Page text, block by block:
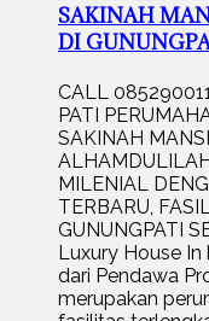
SAKINAH
DI
CALL
PATI
SAKINAH
MILENIAL
TERBARU,
GUNUNGPATI
Luxury House
dari Pendawa
merupakan